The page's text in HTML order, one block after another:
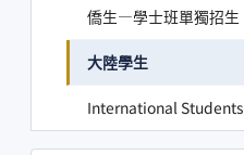
僑生—學士班單獨招生
大陸學生
International Students